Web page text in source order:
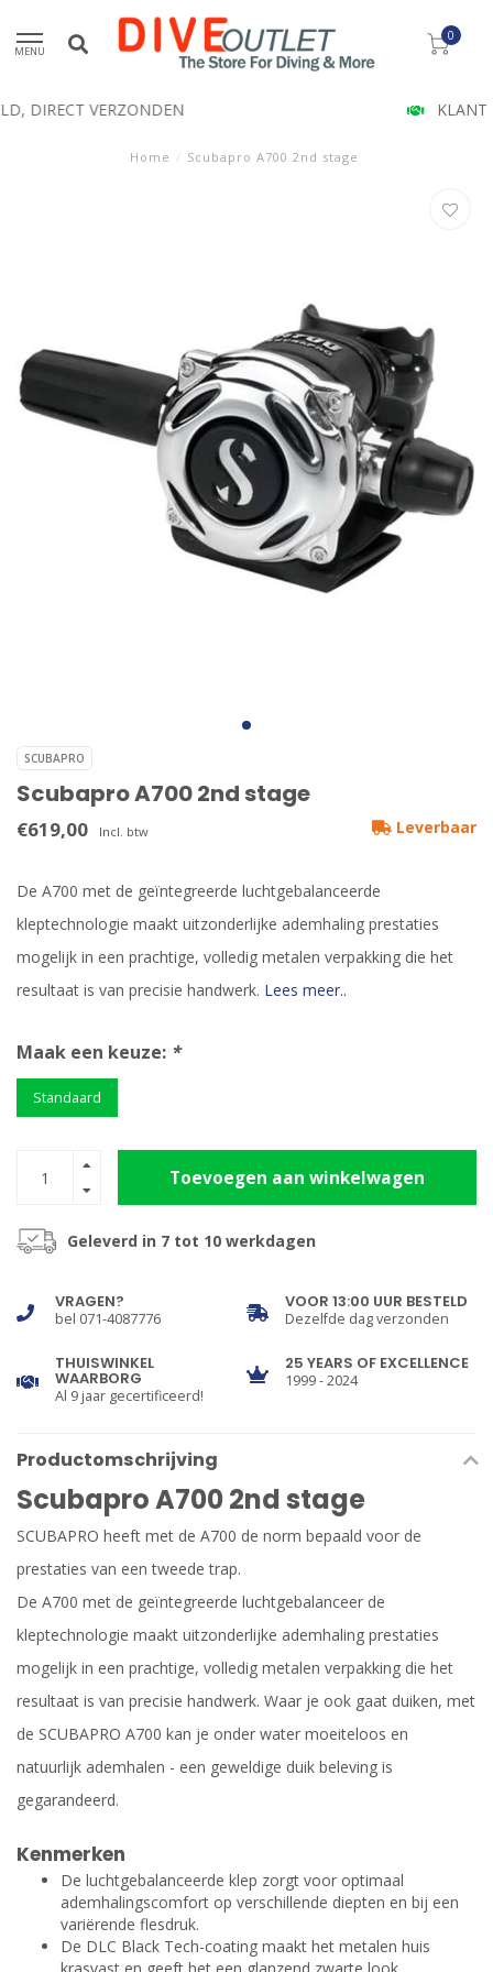
MENU
0
KLANT BEOORDELING 9.5
Home / Scubapro A700 2nd stage
SCUBAPRO
Scubapro A700 2nd stage
€619,00 Incl. btw Leverbaar
De A700 met de geïntegreerde luchtgebalanceerde
kleptechnologie maakt uitzonderlijke ademhaling prestaties
mogelijk in een prachtige, volledig metalen verpakking die het
resultaat is van precisie handwerk. Lees meer..
Maak een keuze: *
Standaard
Toevoegen aan winkelwagen
Geleverd in 7 tot 10 werkdagen
VRAGEN?
bel 071-4087776
VOOR 13:00 UUR BESTELD
Dezelfde dag verzonden
THUISWINKEL
WAARBORG
Al 9 jaar gecertificeerd!
25 YEARS OF EXCELLENCE
1999 - 2024
Productomschrijving
Scubapro A700 2nd stage
SCUBAPRO heeft met de A700 de norm bepaald voor de
prestaties van een tweede trap.
De A700 met de geïntegreerde luchtgebalanceer de
kleptechnologie maakt uitzonderlijke ademhaling prestaties
mogelijk in een prachtige, volledig metalen verpakking die het
resultaat is van precisie handwerk. Waar je ook gaat duiken, met
de SCUBAPRO A700 kan je onder water moeiteloos en
natuurlijk ademhalen - een geweldige duik beleving is
gegarandeerd.
Kenmerken
De luchtgebalanceerde klep zorgt voor optimaal
ademhalingscomfort op verschillende diepten en bij een
variërende flesdruk.
De DLC Black Tech-coating maakt het metalen huis